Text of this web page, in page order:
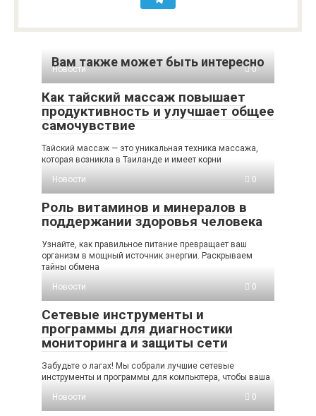
Вам также может быть интересно
Новости 0
Как тайский массаж повышает
продуктивность и улучшает общее
самочувствие
Тайский массаж — это уникальная техника массажа,
которая возникла в Таиланде и имеет корни
Новости
0
Роль витаминов и минералов в
поддержании здоровья человека
Узнайте, как правильное питание превращает ваш
организм в мощный источник энергии. Раскрываем
тайны обмена
Новости
0
Сетевые инструменты и
программы для диагностики
мониторинга и защиты сети
Забудьте о лагах! Мы собрали лучшие сетевые
инструменты и программы для компьютера, чтобы ваша
Новости
0